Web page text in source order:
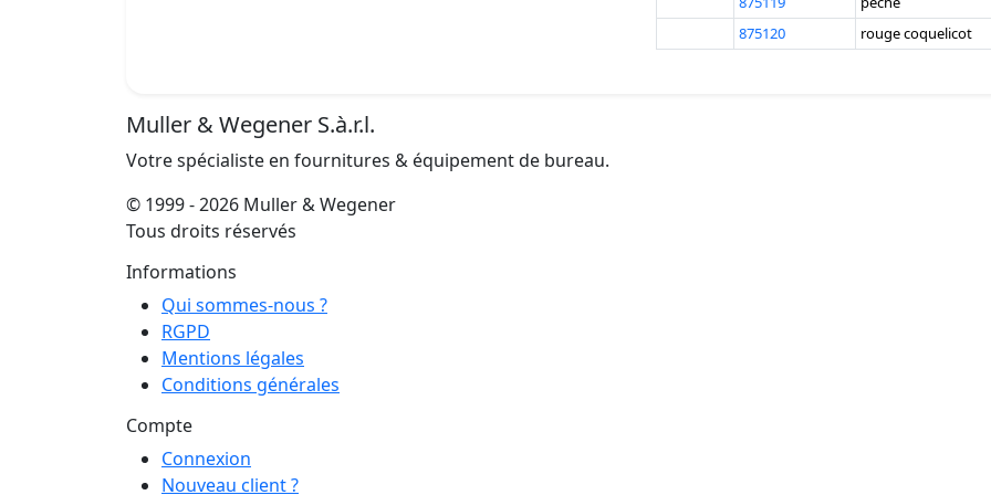
875120
rouge coquelicot
Muller & Wegener S.à.r.l.
Votre spécialiste en fournitures & équipement de bureau.
© 1999 - 2026 Muller & Wegener
Tous droits réservés
Informations
Qui sommes-nous ?
RGPD
Mentions légales
Conditions générales
Compte
Connexion
Nouveau client ?